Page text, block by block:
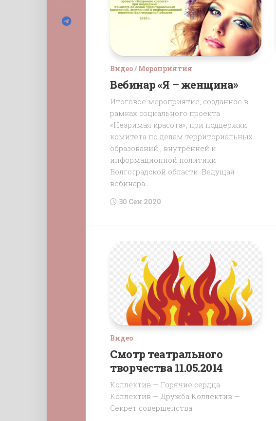
Видео/Мероприятия
Вебинар «Я – женщина»
Итоговое мероприятие, созданное в
рамках социального проекта
«Незримая красота», при поддержки
комитета по делам территориальных
образований , внутренней и
информационной политики
Волгоградской области. Ведущая
вебинара...
30 Сен 2020
Видео
Смотр театрального
творчества 11.05.2014
Коллектив — Горячие сердца
Коллектив — Дружба Коллектив —
Секрет совершенства